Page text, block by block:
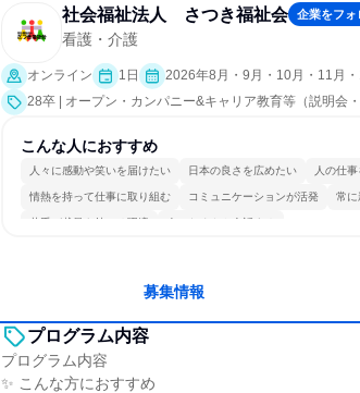
社会福祉法人 さつき福祉会 企業をフォ
看護・介護
オンライン 1日
2026年8月・9月・10月・11月・
28卒 | オープン・カンパニー&キャリア教育等（説明会
こんな人におすすめ
人々に感動や笑いを届けたい 日本の良さを広めたい 人の仕
情熱を持って仕事に取り組む コミュニケーションが活発 常に
若手が裁量を持てる環境 人とたくさん会話する
募集情報
プログラム内容
プログラム内容
✨ こんな方におすすめ